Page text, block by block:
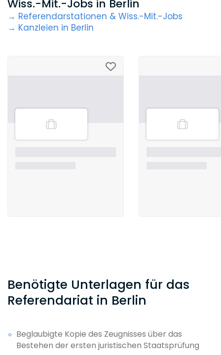
Wiss.-Mit.-Jobs in Berlin
→ Referendarstationen & Wiss.-Mit.-Jobs
→ Kanzleien in Berlin
Benötigte Unterlagen für das
Referendariat in Berlin
Beglaubigte Kopie des Zeugnisses über das
Bestehen der ersten juristischen Staatsprüfung